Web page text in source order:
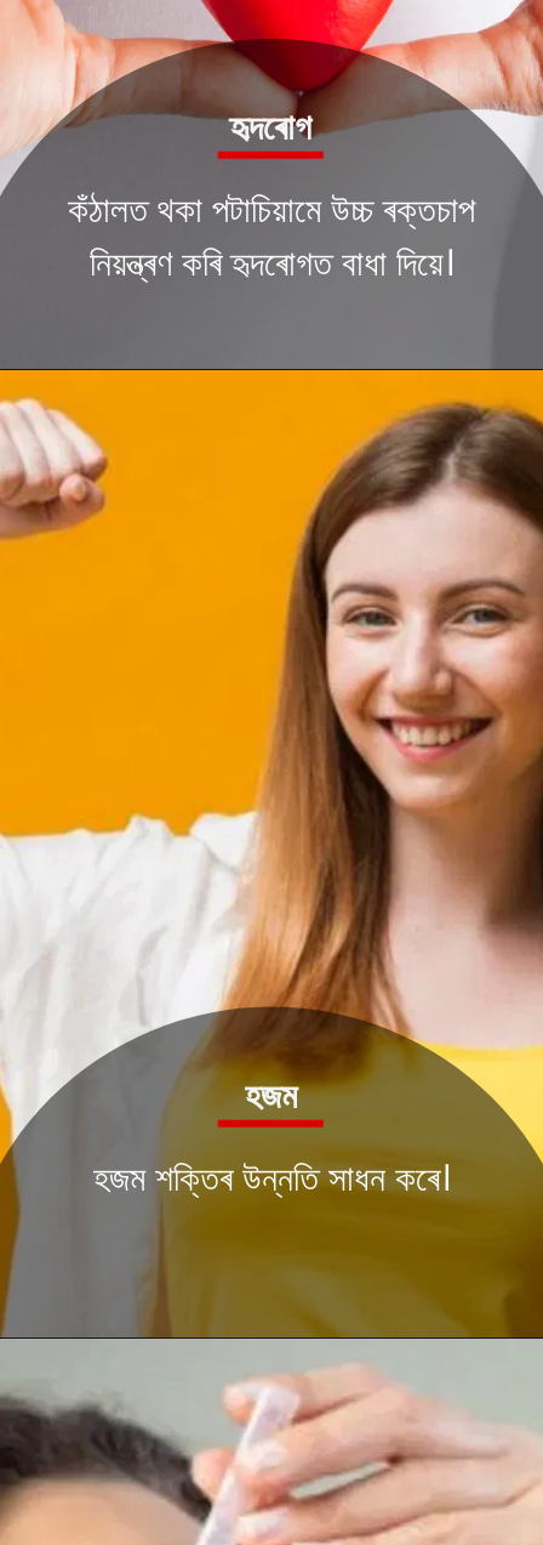
কঁঠালত থকা পটাচিয়ামে উচ্চ ৰক্তচাপ
নিয়ন্ত্ৰণ কৰি হৃদৰোগত বাধা দিয়ে।
হৃদৰোগ
হজম শক্তিৰ উন্নতি সাধন কৰে।
হজম